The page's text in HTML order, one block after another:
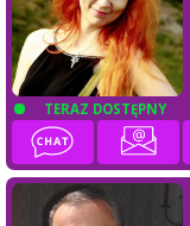
TERAZ DOSTĘPNY